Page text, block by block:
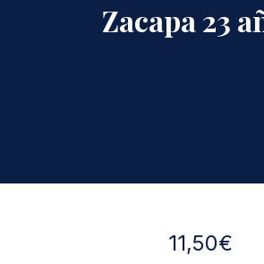
Zacapa 23
11,50€